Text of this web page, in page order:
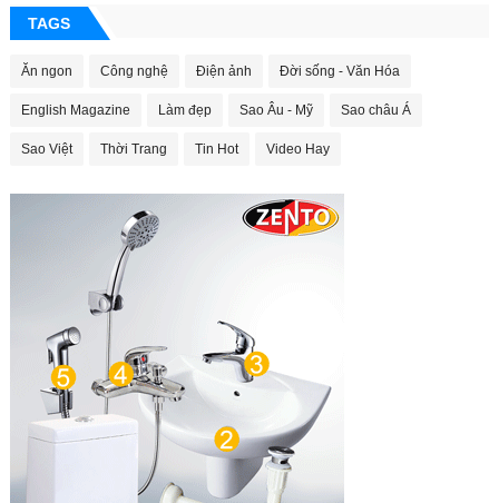
TAGS
Ăn ngon Công nghệ Điện ảnh Đời sống - Văn Hóa
English Magazine Làm đẹp Sao Âu - Mỹ Sao châu Á
Sao Việt Thời Trang Tin Hot Video Hay